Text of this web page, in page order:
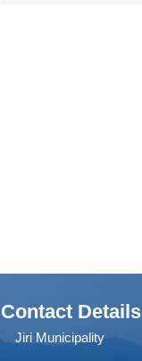
Contact Details
Jiri Municipality